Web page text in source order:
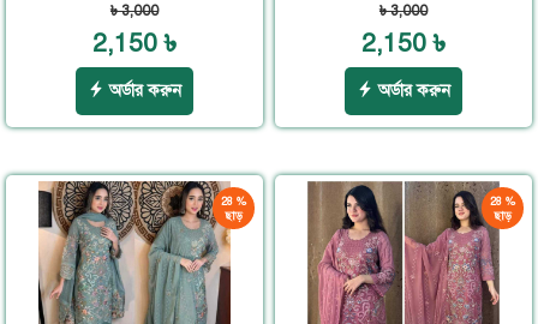
৳ 3,000
2,150 ৳
অর্ডার করুন
৳ 3,000
2,150 ৳
অর্ডার করুন
28 %
ছাড়
28 %
ছাড়